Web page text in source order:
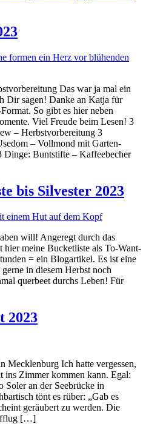
Das war ja mal ein
Dir sagen! Danke an Katja für
So gibt es hier neben
Viel Freude beim Lesen! 3
– Herbstvorbereitung 3
– Vollmond mit Garten-
Dinge: Buntstifte – Kaffeebecher
bis Silvester 2023
will! Angeregt durch das
meine Bucketliste als To-Want-
= ein Blogartikel. Es ist eine
in diesem Herbst noch
querbeet durchs Leben! Für
2023
Mecklenburg Ich hatte vergessen,
ins Zimmer kommen kann. Egal:
an der Seebrücke in
tönt es rüber: „Gab es
geräubert zu werden. Die
[…]